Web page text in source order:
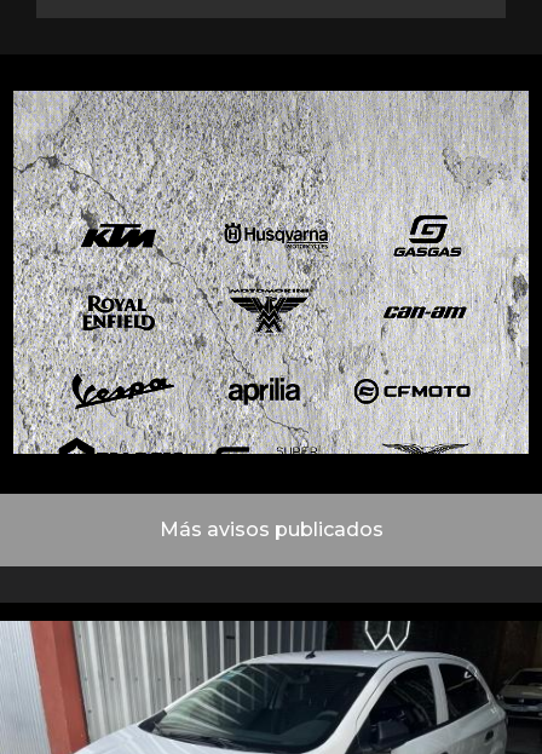
Más avisos publicados